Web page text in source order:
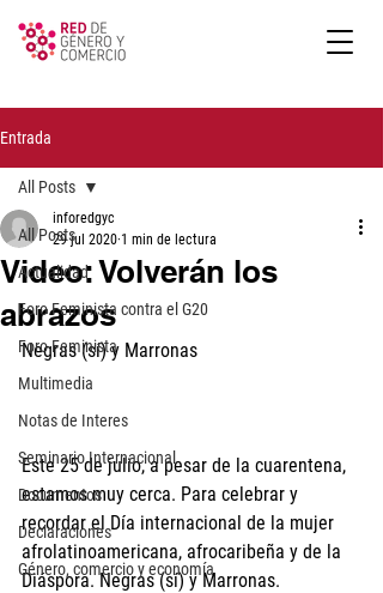
Entrada
All Posts
Actualidad
Foro Feminista contra el G20
Foro Feminista
Multimedia
Notas de Interes
Seminario Internacional
Documentos
Declaraciones
Género, comercio y economía
All Posts
Video: Volverán los
abrazos
inforedgyc
29 jul 2020 1 min de lectura
Negras (sí) y Marronas
Este 25 de julio, a pesar de la cuarentena,
estamos muy cerca. Para celebrar y
recordar el Día internacional de la mujer
afrolatinoamericana, afrocaribeña y de la
Diáspora. Negras (sí) y Marronas.